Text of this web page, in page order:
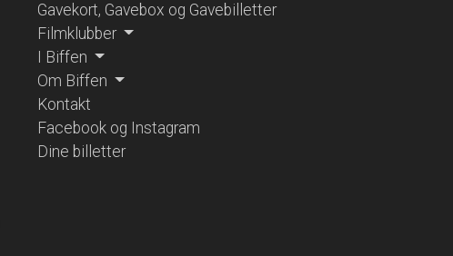
Gavekort, Gavebox og Gavebilletter
Filmklubber
I Biffen
Om Biffen
Kontakt
Facebook og Instagram
Dine billetter